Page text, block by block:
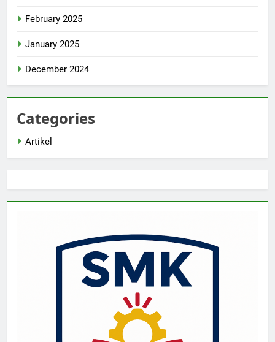
February 2025
January 2025
December 2024
Categories
Artikel